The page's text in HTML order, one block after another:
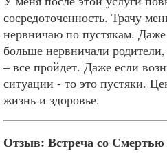
сосредоточенность. Трачу
нервничаю по пустякам. Даже
больше нервничали
– все пройдет. Даже если
ситуации - то это пустяки.
жизнь и здоровье.
Отзыв: Встреча со Смертью